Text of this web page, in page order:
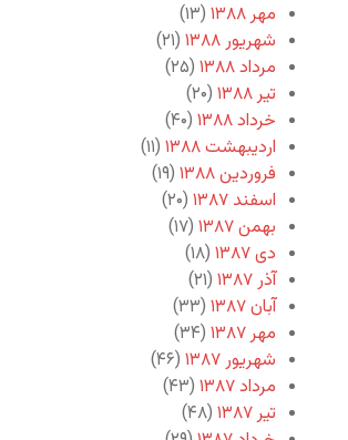
مهر ۱۳۸۸
(۱۳)
شهریور ۱۳۸۸
(۲۱)
مرداد ۱۳۸۸
(۲۵)
تیر ۱۳۸۸
(۲۰)
خرداد ۱۳۸۸
(۴۰)
اردیبهشت ۱۳۸۸
(۱۱)
فروردین ۱۳۸۸
(۱۹)
اسفند ۱۳۸۷
(۲۰)
بهمن ۱۳۸۷
(۱۷)
دی ۱۳۸۷
(۱۸)
آذر ۱۳۸۷
(۲۱)
آبان ۱۳۸۷
(۳۳)
مهر ۱۳۸۷
(۳۴)
شهریور ۱۳۸۷
(۴۶)
مرداد ۱۳۸۷
(۴۳)
تیر ۱۳۸۷
(۴۸)